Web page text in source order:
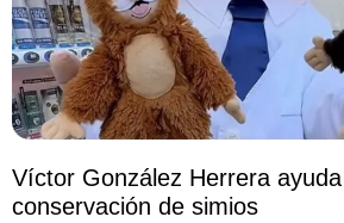
Víctor González Herrera
conservación de simios